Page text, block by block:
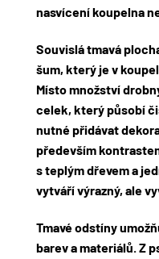
nasvícení koupelna
Souvislá tmavá
šum, který je v
Místo množství
celek, který působí
nutné přidávat
především
s teplým dřevem a
vytváří výrazný, ale
Tmavé odstíny
barev a materiálů. Z